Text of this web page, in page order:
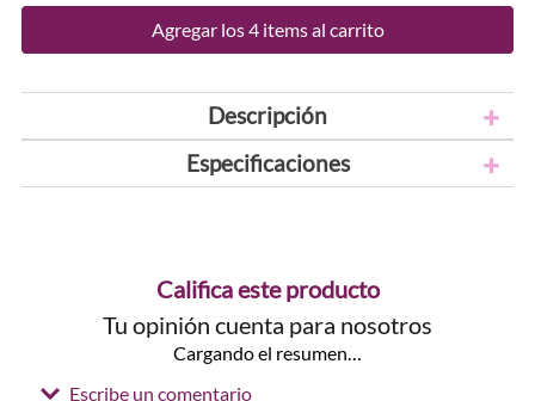
Agregar los 4 items al carrito
Descripción
Especificaciones
Califica este producto
Tu opinión cuenta para nosotros
Cargando el resumen…
Escribe un comentario